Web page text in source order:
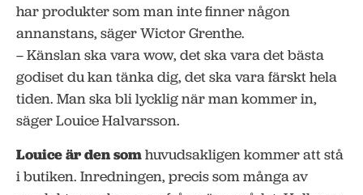
har produkter som man inte finner någon
annanstans, säger Wictor Grenthe.
– Känslan ska vara wow, det ska vara det bästa
godiset du kan tänka dig, det ska vara färskt hela
tiden. Man ska bli lycklig när man kommer in,
säger Louice Halvarsson.
Louice är den somhuvudsakligen kommer att stå
i butiken. Inredningen, precis som många av